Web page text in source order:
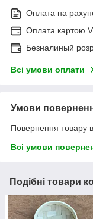
Оплата на
Оплата картою
Безналиный
Всі умови оплати
Умови
Повернення товару
Всі умови
Подібні товари